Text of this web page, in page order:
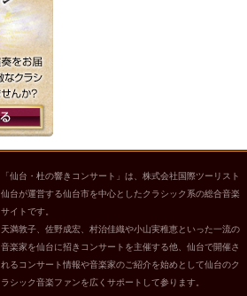
「仙台・杜の響きコンサート」は、株式会社国際ツーリスト
仙台が運営する仙台市を中心としたクラシック系の総合音楽
サイトです。
天満敦子、佐野成宏、村治佳織や小山実稚恵といった一流の
音楽家を仙台に招きコンサートを主催する他、仙台で開催さ
れるコンサート情報や音楽家のご紹介を始めとして仙台のク
ラシック音楽ファンを広くサポートして参ります。